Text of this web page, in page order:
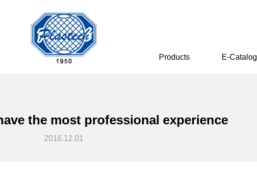
Products E-Catalog
the most professional experience
2016.12.01